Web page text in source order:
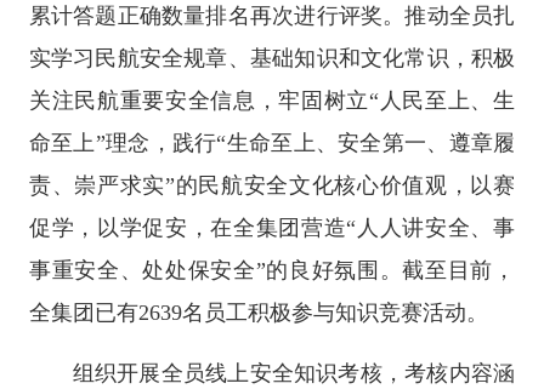
累计答题正确数量排名再次进行评奖。推动全员扎
实学习民航安全规章、基础知识和文化常识，积极
关注民航重要安全信息，牢固树立“人民至上、生
命至上”理念，践行“生命至上、安全第一、遵章履
责、崇严求实”的民航安全文化核心价值观，以赛
促学，以学促安，在全集团营造“人人讲安全、事
事重安全、处处保安全”的良好氛围。截至目前，
全集团已有2639名员工积极参与知识竞赛活动。
组织开展全员线上安全知识考核，考核内容涵